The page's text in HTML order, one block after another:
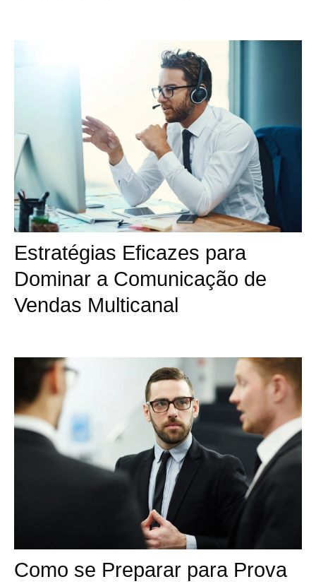
Estratégias Eficazes para
Dominar a Comunicação de
Vendas Multicanal
Como se Preparar para Prova